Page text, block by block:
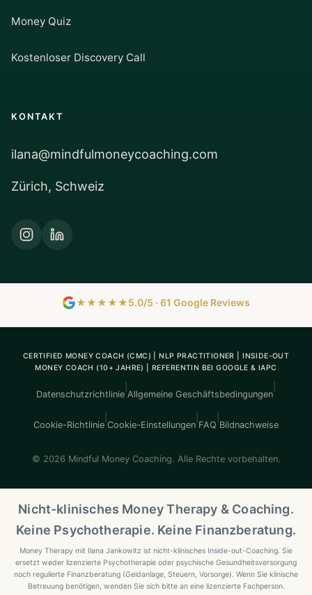
Money Quiz
Kostenloser Discovery Call
KONTAKT
ilana@mindfulmoneycoaching.com
Zürich, Schweiz
★★★★★5.0/5 · 61 Google Reviews
CERTIFIED MONEY COACH (CMC) | NLP PRACTITIONER | INSIDE-OUT
MONEY COACH (10+ JAHRE) | REFERENTIN BEI GOOGLE & IAPC
Datenschutzrichtlinie Allgemeine Geschäftsbedingungen
Cookie-Richtlinie Cookie-Einstellungen FAQ Bildnachweise
© 2026 Mindful Money Coaching. Alle Rechte vorbehalten.
Nicht-klinisches Money Therapy & Coaching.
Keine Psychotherapie. Keine Finanzberatung.
Money Therapy mit Ilana Jankowitz ist nicht-klinisches Inside-out-Coaching. Sie
ersetzt weder lizenzierte Psychotherapie oder psychische Gesundheitsversorgung
noch regulierte Finanzberatung (Geldanlage, Steuern, Vorsorge). Wenn Sie klinische
Betreuung benötigen, wenden Sie sich bitte an eine lizenzierte Fachperson.